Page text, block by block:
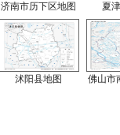
济南市历下区地图 夏
沭阳县地图 佛山市